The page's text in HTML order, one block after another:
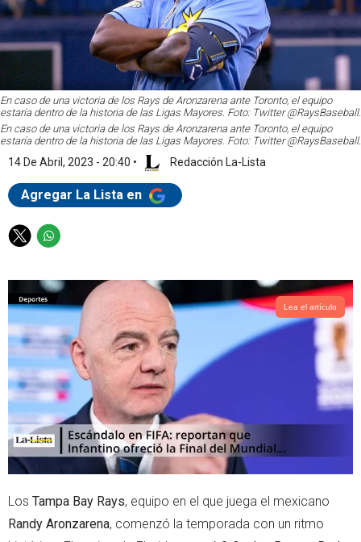
En caso de una victoria de los Rays de Aronzarena ante Toronto, el equipo
estaría dentro de la historia de las Ligas Mayores. Foto: Twitter @RaysBaseball.
En caso de una victoria de los Rays de Aronzarena ante Toronto, el equipo
estaría dentro de la historia de las Ligas Mayores. Foto: Twitter @RaysBaseball.
14 De Abril, 2023 - 20:40 • Redacción La-Lista
Agregar La Lista en
T
i
t
t
e
r
W
a
t
s
a
p
p
Lea el artículo
Los Tampa Bay Rays, equipo en el que juega el mexicano
Randy Aronzarena, comenzó la temporada con un ritmo